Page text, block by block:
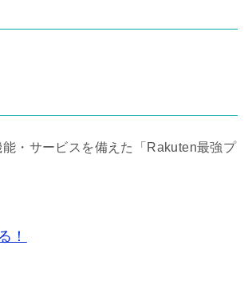
・サービスを備えた「Rakuten最強プ
！